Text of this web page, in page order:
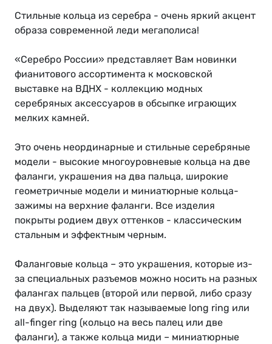
Стильные кольца из серебра - очень яркий акцент
образа современной леди мегаполиса!
«Серебро России» представляет Вам новинки
фианитового ассортимента к московской
выставке на ВДНХ - коллекцию модных
серебряных аксессуаров в обсыпке играющих
мелких камней.
Это очень неординарные и стильные серебряные
модели - высокие многоуровневые кольца на две
фаланги, украшения на два пальца, широкие
геометричные модели и миниатюрные кольца-
зажимы на верхние фаланги. Все изделия
покрыты родием двух оттенков - классическим
стальным и эффектным черным.
Фаланговые кольца – это украшения, которые из-
за специальных разъемов можно носить на разных
фалангах пальцев (второй или первой, либо сразу
на двух). Выделяют так называемые long ring или
all-finger ring (кольцо на весь палец или две
фаланги), а также кольца миди – миниатюрные